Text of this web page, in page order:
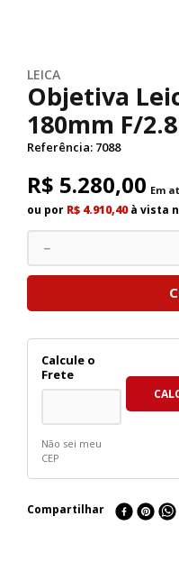
LEICA
Objetiva
180mm F/
Referência: 7088
R$ 5.280,00 Em
ou por R$ 4.910,40à vista
－
Não sei meu
CEP
Compartilhar